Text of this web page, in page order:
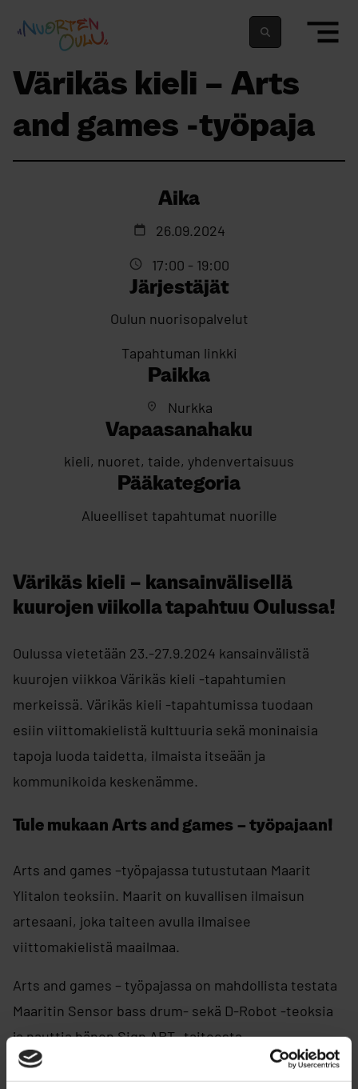
Nuortenoulu.fi etusivu
Värikäs kieli – Arts
and games -työpaja
Aika
26.09.2024
17:00 - 19:00
Järjestäjät
Oulun nuorisopalvelut
Tapahtuman linkki
Paikka
Nurkka
Vapaasanahaku
kieli, nuoret, taide, yhdenvertaisuus
Pääkategoria
Alueelliset tapahtumat nuorille
Värikäs kieli – kansainvälisellä
kuurojen viikolla tapahtuu Oulussa!
Oulussa vietetään 23.-27.9.2024 kansainvälistä
kuurojen viikkoa Värikäs kieli -tapahtumien
merkeissä. Värikäs kieli -tapahtumissa tuodaan
esiin viittomakielistä kulttuuria sekä moninaisia
tapoja luoda taidetta, ilmaista itseään ja
kommunikoida keskenämme.
Tule mukaan Arts and games – työpajaan!
Arts and games –työpajassa tutustutaan Maarit
Ylitalon teoksiin. Maarit on kuvallisen ilmaisun
artesaani, joka taiteen avulla ilmaisee
viittomakielistä maailmaa.
Arts and games – työpajassa on mahdollista testata
Maaritin Sensor bass drum- sekä D-Robot -teoksia
ja nauttia hänen Sign ART -taiteesta.
Tule mukaan työpajaan torstaina 26.9. klo 17-19.